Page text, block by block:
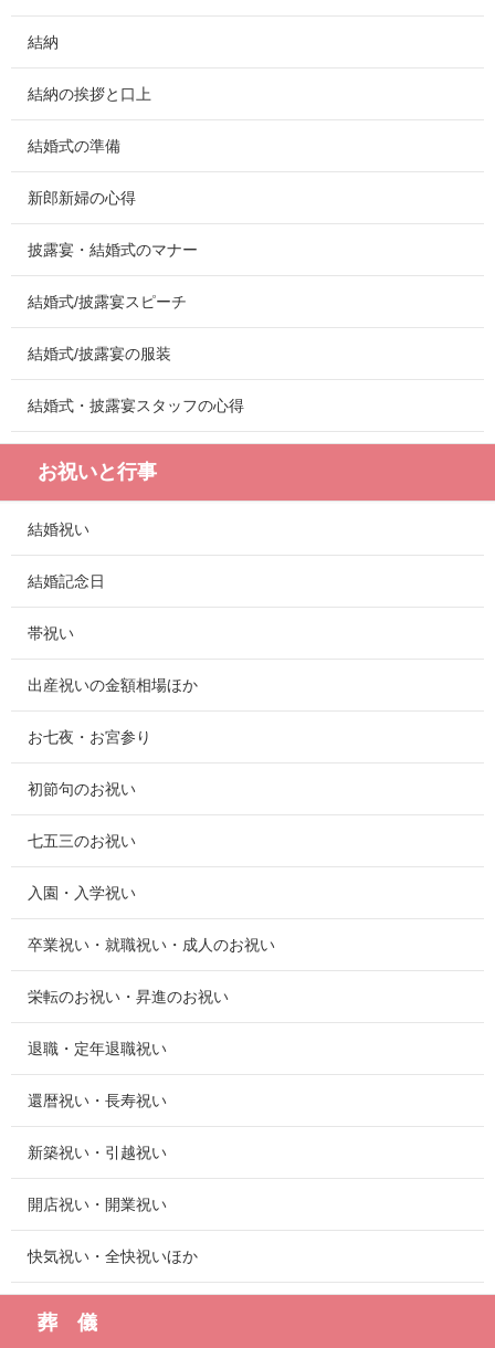
結納
結納の挨拶と口上
結婚式の準備
新郎新婦の心得
披露宴・結婚式のマナー
結婚式/披露宴スピーチ
結婚式/披露宴の服装
結婚式・披露宴スタッフの心得
お祝いと行事
結婚祝い
結婚記念日
帯祝い
出産祝いの金額相場ほか
お七夜・お宮参り
初節句のお祝い
七五三のお祝い
入園・入学祝い
卒業祝い・就職祝い・成人のお祝い
栄転のお祝い・昇進のお祝い
退職・定年退職祝い
還暦祝い・長寿祝い
新築祝い・引越祝い
開店祝い・開業祝い
快気祝い・全快祝いほか
葬 儀